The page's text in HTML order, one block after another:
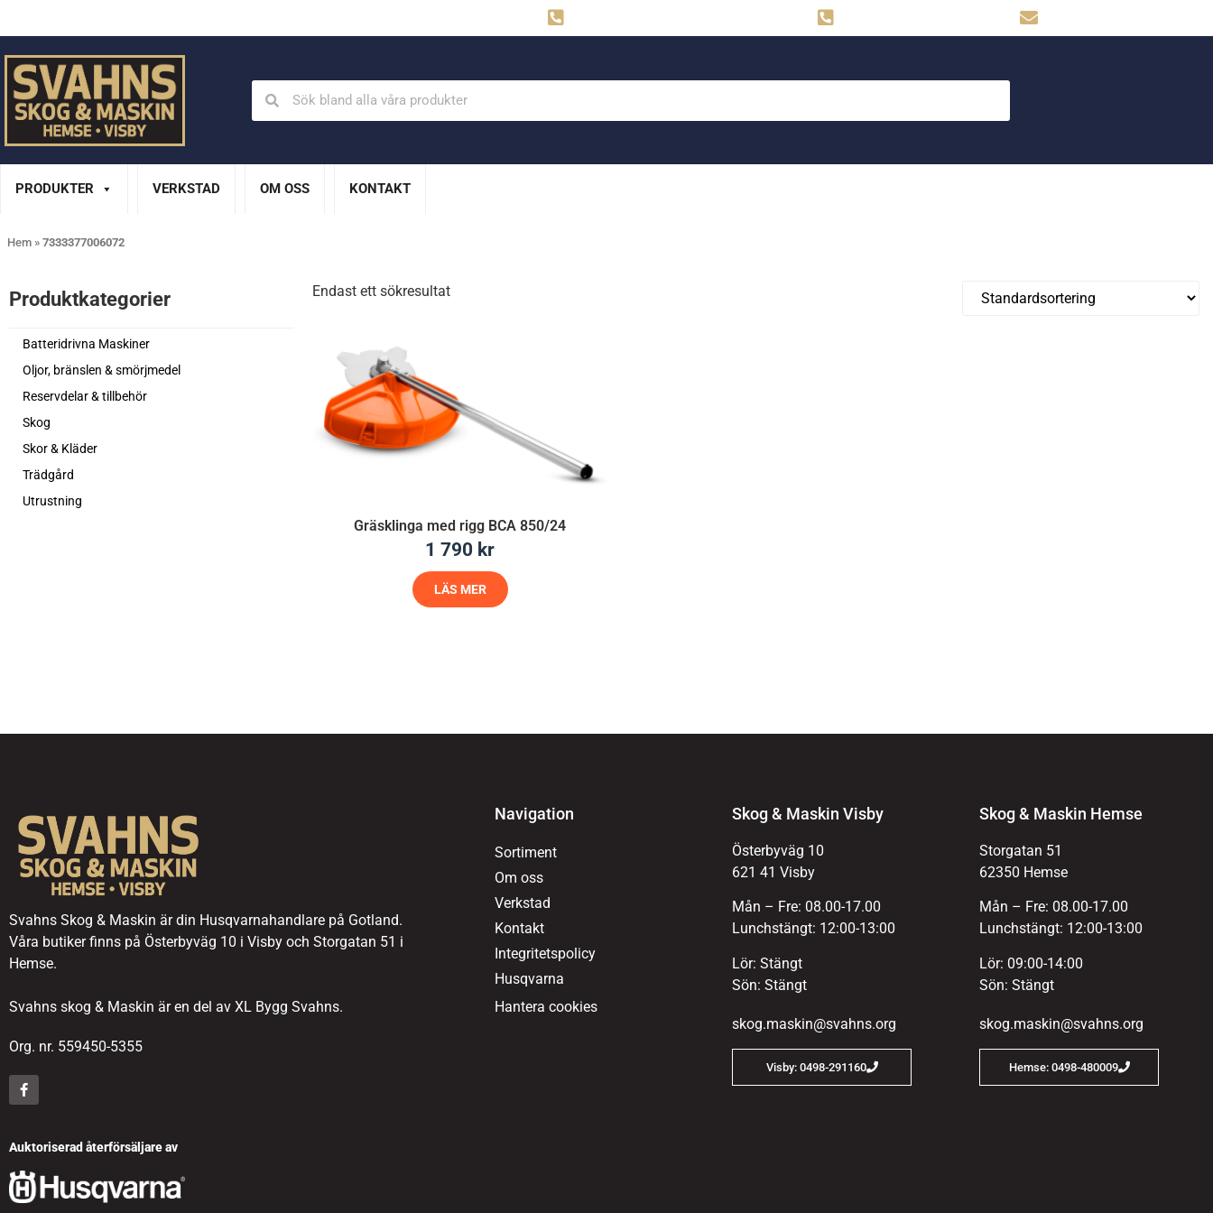
PRODUKTER VERKSTAD OM OSS KONTAKT
Hem » 7333377006072
Produktkategorier​
Batteridrivna Maskiner
Oljor, bränslen & smörjmedel
Reservdelar & tillbehör
Skog
Skor & Kläder
Trädgård
Utrustning
Endast ett sökresultat
Gräsklinga med rigg BCA 850/24
1 790 kr
LÄS MER
Svahns Skog & Maskin är din Husqvarnahandlare på Gotland.
Våra butiker finns på Österbyväg 10 i Visby och Storgatan 51 i
Hemse.
Svahns skog & Maskin är en del av XL Bygg Svahns.
Org. nr. 559450-5355
Auktoriserad återförsäljare av
Navigation
Sortiment
Om oss
Verkstad
Kontakt
Integritetspolicy
Husqvarna
Hantera cookies
Skog & Maskin Visby
Österbyväg 10
621 41 Visby
Mån – Fre: 08.00-17.00
Lunchstängt: 12:00-13:00
Lör: Stängt
Sön: Stängt
skog.maskin@svahns.org
Visby: 0498-291160
Skog & Maskin Hemse
Storgatan 51
62350 Hemse
Mån – Fre: 08.00-17.00
Lunchstängt: 12:00-13:00
Lör: 09:00-14:00
Sön: Stängt
skog.maskin@svahns.org
Hemse: 0498-480009